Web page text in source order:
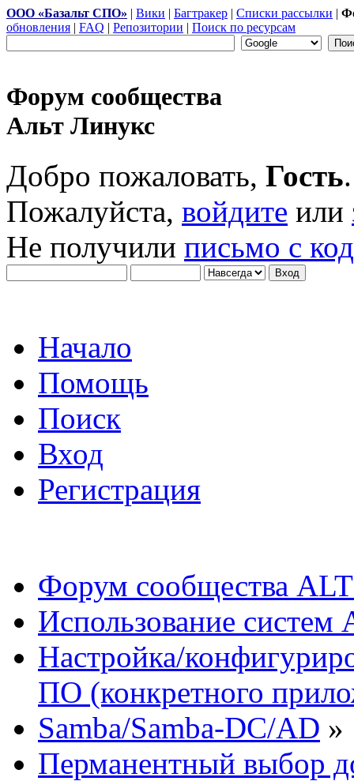
ООО «Базальт СПО» | Вики | Багтракер | Списки рассылки |
обновления | FAQ | Репозитории | Поиск по ресурсам
Форум сообщества
Альт Линукс
Добро пожаловать, Гость.
Пожалуйста, войдите или
Не получили письмо с
Начало
Помощь
Поиск
Вход
Регистрация
Форум сообщества
Использование систем
Настройка/
ПО (конкретного
Samba/Samba-DC/AD »
Перманентный выбор